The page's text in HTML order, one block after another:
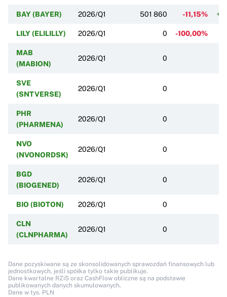
BAY (BAYER) 2026/Q1 501 860 -11,15%
LILY (ELILILLY) 2026/Q1 0 -100,00%
MAB
(MABION)
2026/Q1 0
SVE
(SNTVERSE)
2026/Q1 0
PHR
(PHARMENA)
2026/Q1 0
NVO
(NVONORDSK)
2026/Q1 0
BGD
(BIOGENED)
2026/Q1 0
BIO (BIOTON) 2026/Q1 0
CLN
(CLNPHARMA)
2026/Q1 0
Dane pozyskiwane są ze skonsolidowanych sprawozdań finansowych lub
jednostkowych, jeśli spółka tylko takie publikuje.
Dane kwartalne RZiS oraz CashFlow obliczne są na podstawie
publikowanych danych skumulowanych.
Dane w tys. PLN